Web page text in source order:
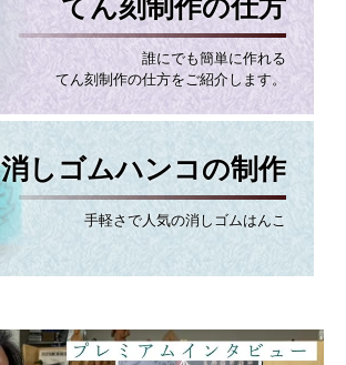
てん刻制作の仕方
誰にでも簡単に作れる
てん刻制作の仕方をご紹介します。
消しゴムハンコの制作
手軽さで人気の消しゴムはんこ